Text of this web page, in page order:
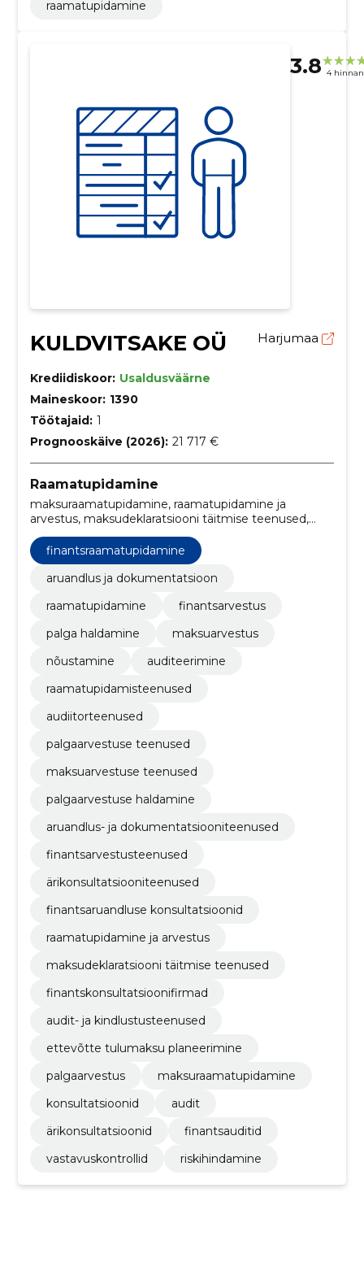
raamatupidamine
3.8 4
KULDVITSAKE OÜ Harjumaa
Krediidiskoor: Usaldusväärne
Maineskoor: 1390
Töötajaid: 1
Prognooskäive (2026): 21 717 €
Raamatupidamine
maksuraamatupidamine, raamatupidamine ja
arvestus, maksudeklaratsiooni täitmise teenused,
finantskonsultatsioonifirmad, audit- ja
kindlustusteenused, ettevõtte tulumaksu
planeerimine, finantsraamatupidamine,
palgaarvestus, vastavuskontrollid, finantsauditid
finantsraamatupidamine
aruandlus ja dokumentatsioon
raamatupidamine
finantsarvestus
palga haldamine
maksuarvestus
nõustamine
auditeerimine
raamatupidamisteenused
audiitorteenused
palgaarvestuse teenused
maksuarvestuse teenused
palgaarvestuse haldamine
aruandlus- ja dokumentatsiooniteenused
finantsarvestusteenused
ärikonsultatsiooniteenused
finantsaruandluse konsultatsioonid
raamatupidamine ja arvestus
maksudeklaratsiooni täitmise teenused
finantskonsultatsioonifirmad
audit- ja kindlustusteenused
ettevõtte tulumaksu planeerimine
palgaarvestus
maksuraamatupidamine
konsultatsioonid
audit
ärikonsultatsioonid
finantsauditid
vastavuskontrollid
riskihindamine